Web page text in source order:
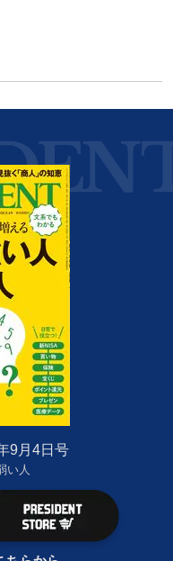
9月4日号
い人